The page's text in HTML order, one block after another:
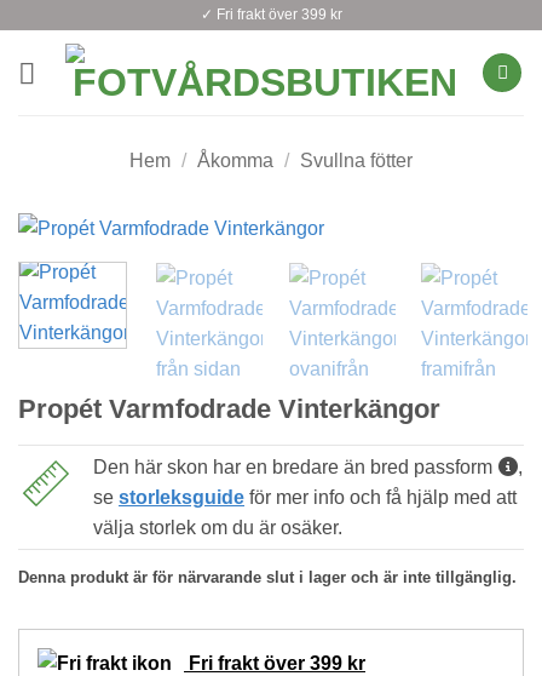
✓ Fri frakt över 399 kr
Hem / Åkomma / Svullna fötter
Propét Varmfodrade Vinterkängor
Den här skon har en bredare än bred passform
,
se storleksguide för mer info och få hjälp med att
välja storlek om du är osäker.
Denna produkt är för närvarande slut i lager och är inte tillgänglig.
Fri frakt över 399 kr